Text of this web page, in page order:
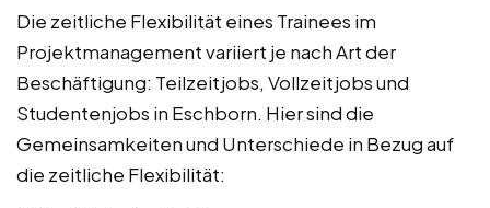
Die zeitliche Flexibilität eines Trainees im
Projektmanagement variiert je nach Art der
Beschäftigung: Teilzeitjobs, Vollzeitjobs und
Studentenjobs in Eschborn. Hier sind die
Gemeinsamkeiten und Unterschiede in Bezug auf
die zeitliche Flexibilität: